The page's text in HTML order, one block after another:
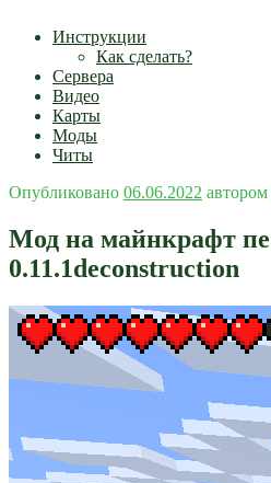
Инструкции
Как сделать?
Сервера
Видео
Карты
Моды
Читы
Опубликовано 06.06.2022 автором
Мод на майнкрафт пе
0.11.1deconstruction